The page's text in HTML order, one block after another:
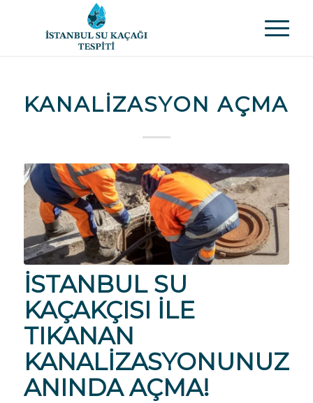
KANALIZASYON AÇMA
İSTANBUL SU
KAÇAKÇISI ILE
TIKANAN
ANINDA AÇMA!